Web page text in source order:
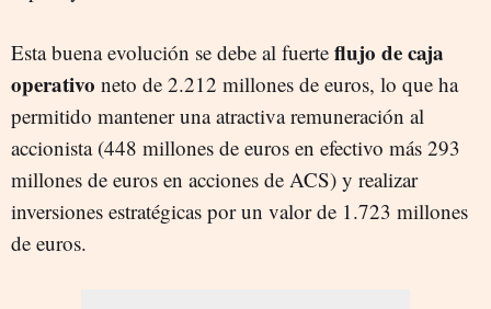
Esta buena evolución se debe al fuerte flujo de caja
operativo neto de 2.212 millones de euros, lo que ha
permitido mantener una atractiva remuneración al
accionista (448 millones de euros en efectivo más 293
millones de euros en acciones de ACS) y realizar
inversiones estratégicas por un valor de 1.723 millones
de euros.